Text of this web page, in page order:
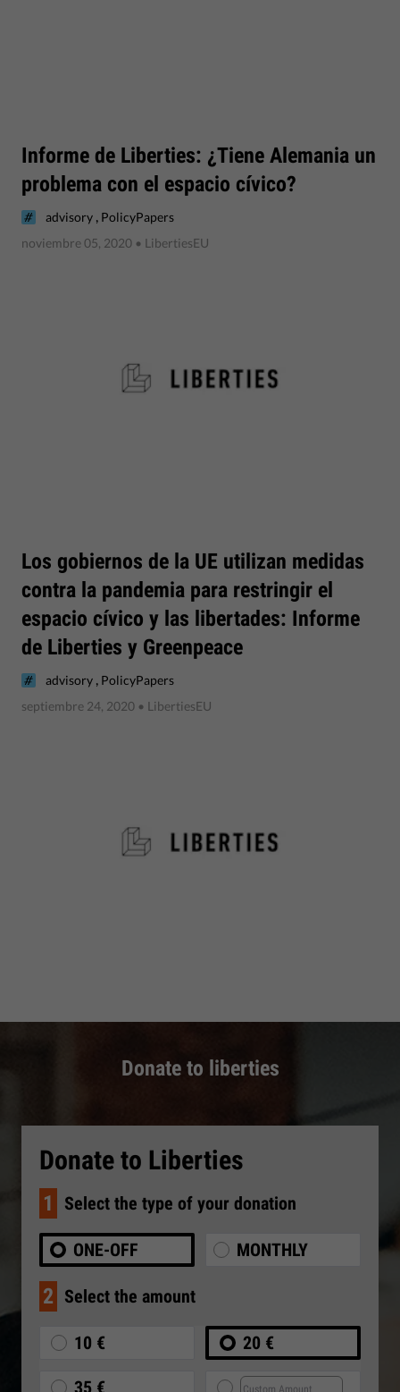
Informe de Liberties: ¿Tiene Alemania un
problema con el espacio cívico?
advisory , PolicyPapers
noviembre 05, 2020 • LibertiesEU
Los gobiernos de la UE utilizan medidas
contra la pandemia para restringir el
espacio cívico y las libertades: Informe
de Liberties y Greenpeace
advisory , PolicyPapers
septiembre 24, 2020 • LibertiesEU
Donate to liberties
Donate to Liberties
1 Select the type of your donation
ONE-OFF MONTHLY
2 Select the amount
10 € 20 €
35 €